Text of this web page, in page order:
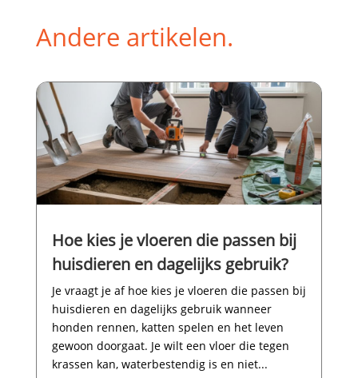
Andere artikelen.
Hoe kies je vloeren die passen bij
huisdieren en dagelijks gebruik?
Je vraagt je af hoe kies je vloeren die passen bij
huisdieren en dagelijks gebruik wanneer
honden rennen, katten spelen en het leven
gewoon doorgaat.​ Je wilt een vloer die tegen
krassen kan, waterbestendig is en niet...